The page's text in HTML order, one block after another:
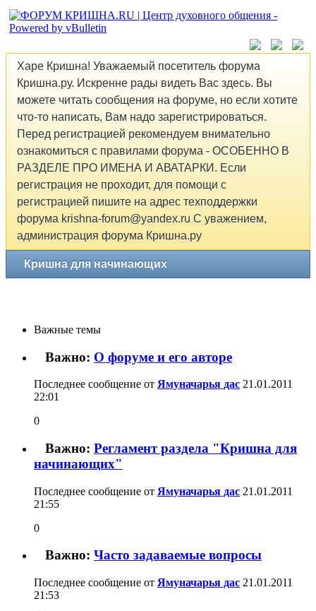
Харе Кришна! Уважаемый посетитель форума
Кришна.ру. Искренне рады видеть Вас здесь. Вы
можете читать сообщения на форуме, но если хотите
что-то написать, Вам надо зарегистрироваться.
Перед регистрацией рекомендуем внимательно
ознакомиться с правилами форума - ОСОБЕННО В
РАЗДЕЛЕ ПРО ИМЕНА И АВАТАРКИ. Если
регистрация не проходит, для помощи с
регистрацией пишите на адрес техподдержки
форума krishna-forum@yandex.ru С уважением,
администрация форума Кришна.ру
Кришна для начинающих
Важные темы
Важно: О форуме и его авторе
Последнее сообщение от Ямуначарья дас 21.01.2011
22:01
0
Важно: Регламент раздела "Кришна для
начинающих"
Последнее сообщение от Ямуначарья дас 21.01.2011
21:55
0
Важно: Часто задаваемые вопросы
Последнее сообщение от Ямуначарья дас 21.01.2011
21:53